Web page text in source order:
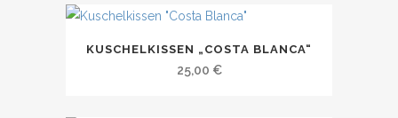
KUSCHELKISSEN „COSTA BLANCA“
25,00 €